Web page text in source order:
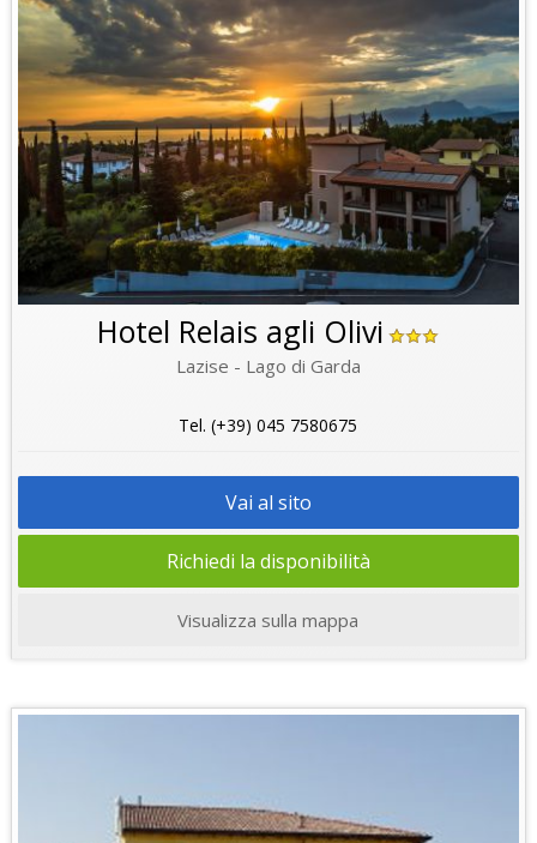
Hotel Relais agli Olivi
Lazise - Lago di Garda
Tel. (+39) 045 7580675
Vai al sito
Richiedi la disponibilità
Visualizza sulla mappa